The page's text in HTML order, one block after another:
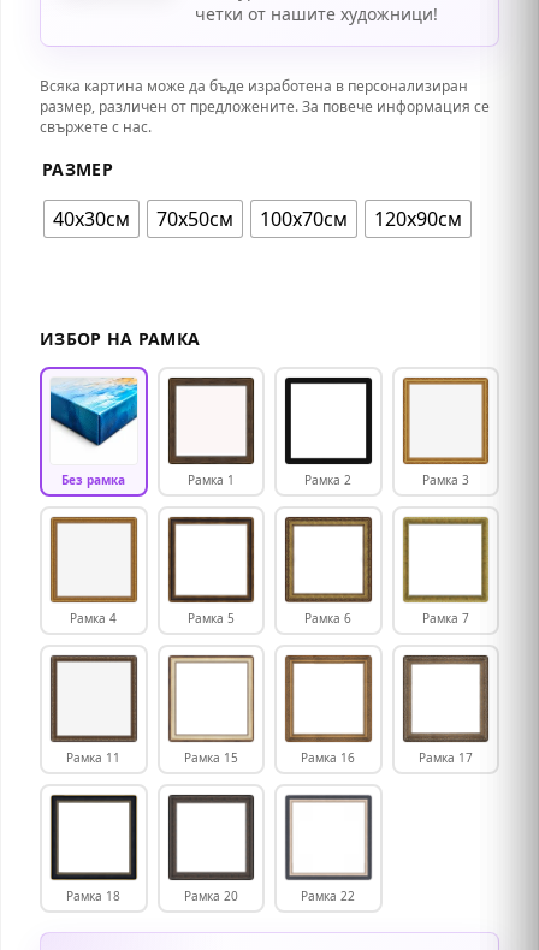
четки от нашите художници!
Всяка картина може да бъде изработена в персонализиран
размер, различен от предложените. За повече информация се
свържете с нас.
РАЗМЕР
40х30см 70х50см 100х70см 120х90см
ИЗБОР НА РАМКА
Без рамка Рамка 1 Рамка 2 Рамка 3
Рамка 4 Рамка 5 Рамка 6 Рамка 7
Рамка 11 Рамка 15 Рамка 16 Рамка 17
Рамка 18 Рамка 20 Рамка 22